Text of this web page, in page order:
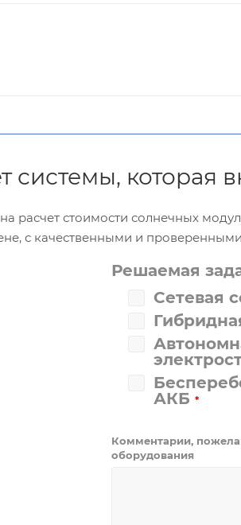
системы,
расчет стоимости солнечных
с качественными и
Решаемая
Сетевая
АКБ *
Комментарии,
оборудования